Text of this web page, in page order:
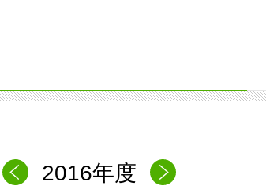
2016年度